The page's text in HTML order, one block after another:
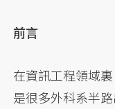
前言
在資訊工程領域
是很多外科系半